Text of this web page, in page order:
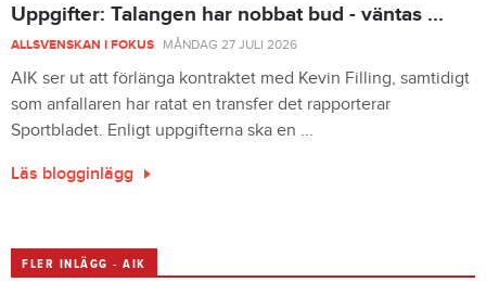
Uppgifter: Talangen har nobbat bud - väntas ...
ALLSVENSKAN I FOKUS MÅNDAG 27 JULI 2026
AIK ser ut att förlänga kontraktet med Kevin Filling, samtidigt
som anfallaren har ratat en transfer det rapporterar
Sportbladet. Enligt uppgifterna ska en ...
Läs blogginlägg
FLER INLÄGG - AIK